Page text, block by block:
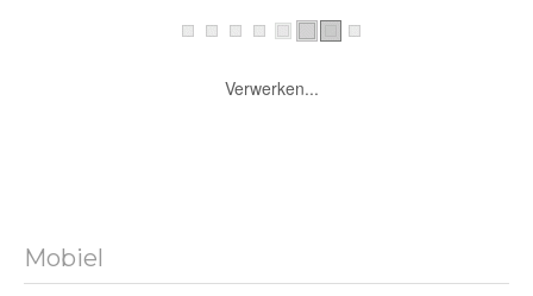
Verwerken...
Mobiel